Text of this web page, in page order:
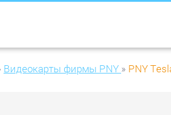
Видеокарты фирмы PNY » PNY